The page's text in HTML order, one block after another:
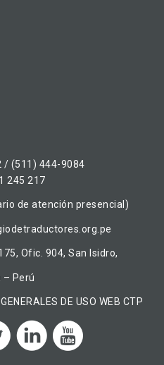
/ (511) 444-9084
245 217
de atención presencial)
Ofic. 904, San Isidro,
– Perú
DE USO WEB CTP